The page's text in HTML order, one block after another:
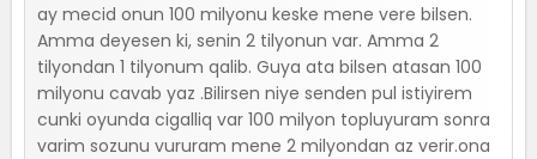
ay mecid onun 100 milyonu keske mene vere bilsen.
Amma deyesen ki, senin 2 tilyonun var. Amma 2
tilyondan 1 tilyonum qalib. Guya ata bilsen atasan 100
milyonu cavab yaz .Bilirsen niye senden pul istiyirem
cunki oyunda cigalliq var 100 milyon topluyuram sonra
varim sozunu vururam mene 2 milyondan az verir.ona